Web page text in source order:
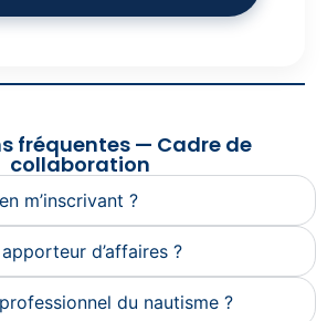
fréquentes — Cadre de
collaboration
m’inscrivant ?
apporteur d’affaires ?
du nautisme ?